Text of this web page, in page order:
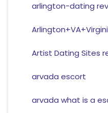
arlington-dating
Artist Dating Sites
arvada escort
arvada what is a